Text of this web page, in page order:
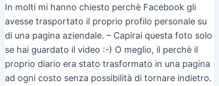
In molti mi hanno chiesto perchè Facebook gli
avesse trasportato il proprio profilo personale su
di una pagina aziendale. – Capirai questa foto solo
se hai guardato il video :-) O meglio, il perchè il
proprio diario era stato trasformato in una pagina
ad ogni costo senza possibilità di tornare indietro.